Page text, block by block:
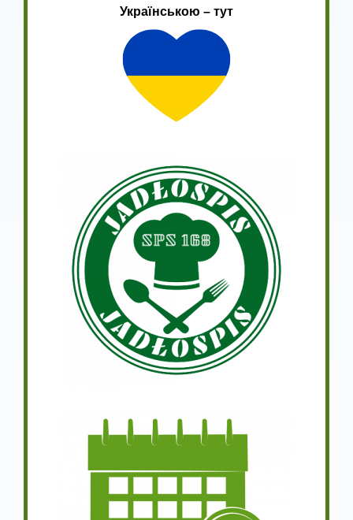
Українською – тут